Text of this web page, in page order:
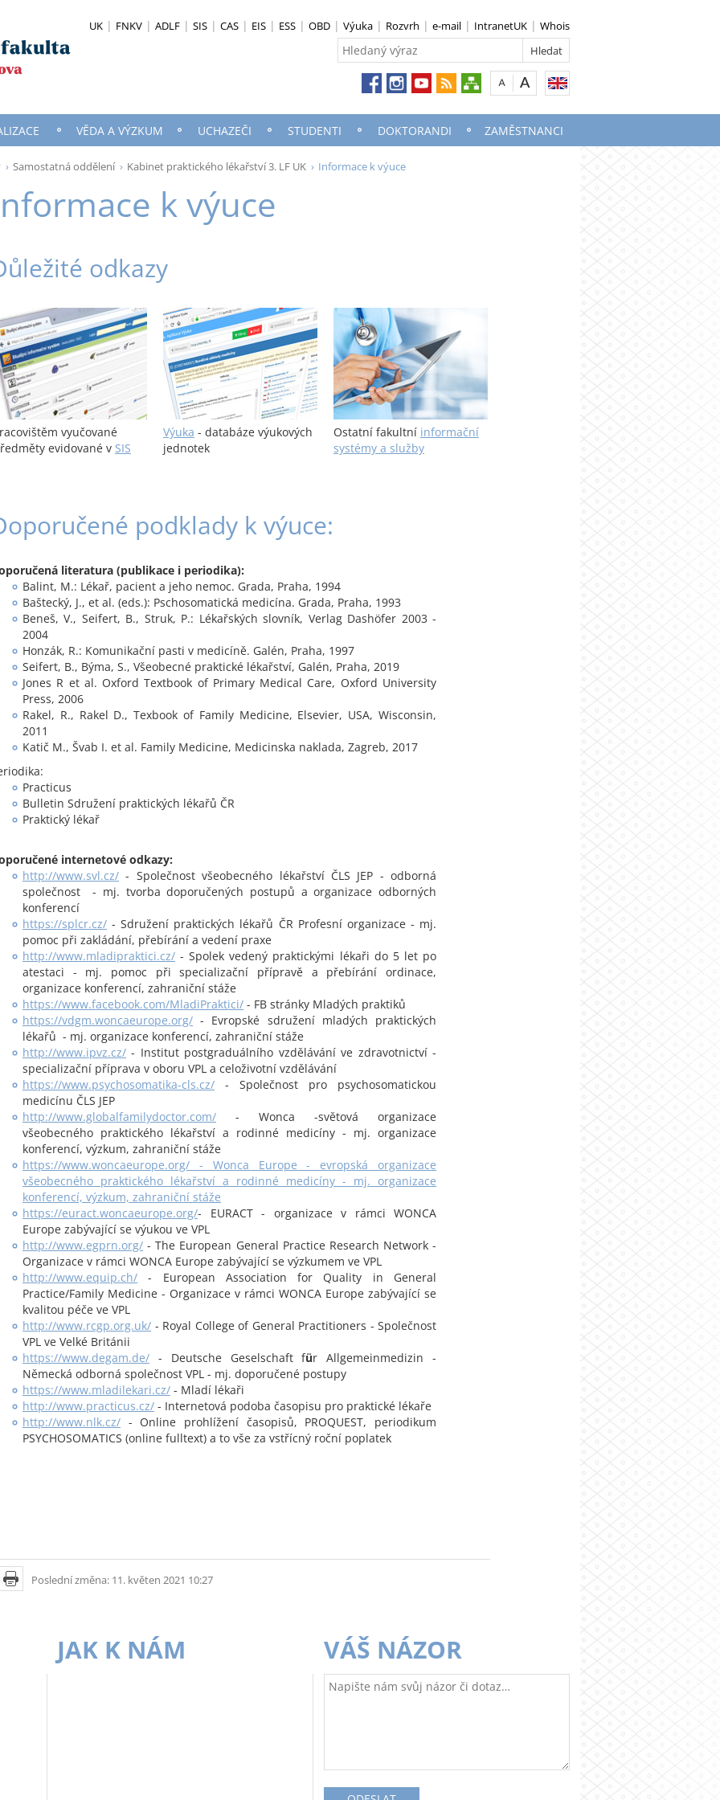
UK FNKV ADLF SIS CAS EIS ESS OBD Výuka Rozvrh e-mail IntranetUK Whois
VĚDA A VÝZKUM UCHAZEČI STUDENTI DOKTORANDI ZAMĚSTNANCI
Samostatná oddělení Kabinet praktického lékařství 3. LF UK Informace k výuce
k výuce
odkazy
vyučované
evidované v SIS
Výuka - databáze výukových
jednotek
Ostatní fakultní informační
systémy a služby
podklady k výuce:
literatura (publikace i periodika):
Balint, M.: Lékař, pacient a jeho nemoc. Grada, Praha, 1994
Baštecký, J., et al. (eds.): Pschosomatická medicína. Grada, Praha, 1993
Beneš, V., Seifert, B., Struk, P.: Lékařských slovník, Verlag Dashöfer 2003 -
2004
Honzák, R.: Komunikační pasti v medicíně. Galén, Praha, 1997
Seifert, B., Býma, S., Všeobecné praktické lékařství, Galén, Praha, 2019
Jones R et al. Oxford Textbook of Primary Medical Care, Oxford University
Press, 2006
Rakel, R., Rakel D., Texbook of Family Medicine, Elsevier, USA, Wisconsin,
2011
Katič M., Švab I. et al. Family Medicine, Medicinska naklada, Zagreb, 2017
Practicus
Bulletin Sdružení praktických lékařů ČR
Praktický lékař
internetové odkazy:
http://www.svl.cz/ - Společnost všeobecného lékařství ČLS JEP - odborná
společnost - mj. tvorba doporučených postupů a organizace odborných
konferencí
https://splcr.cz/ - Sdružení praktických lékařů ČR Profesní organizace - mj.
pomoc při zakládání, přebírání a vedení praxe
http://www.mladipraktici.cz/ - Spolek vedený praktickými lékaři do 5 let po
atestaci - mj. pomoc při specializační přípravě a přebírání ordinace,
organizace konferencí, zahraniční stáže
https://www.facebook.com/MladiPraktici/ - FB stránky Mladých praktiků
https://vdgm.woncaeurope.org/ - Evropské sdružení mladých praktických
lékařů - mj. organizace konferencí, zahraniční stáže
http://www.ipvz.cz/ - Institut postgraduálního vzdělávání ve zdravotnictví -
specializační příprava v oboru VPL a celoživotní vzdělávání
https://www.psychosomatika-cls.cz/ - Společnost pro psychosomatickou
medicínu ČLS JEP
http://www.globalfamilydoctor.com/ - Wonca -světová organizace
všeobecného praktického lékařství a rodinné medicíny - mj. organizace
konferencí, výzkum, zahraniční stáže
https://www.woncaeurope.org/ - Wonca Europe - evropská organizace
všeobecného praktického lékařství a rodinné medicíny - mj. organizace
konferencí, výzkum, zahraniční stáže
https://euract.woncaeurope.org/- EURACT - organizace v rámci WONCA
Europe zabývající se výukou ve VPL
http://www.egprn.org/ - The European General Practice Research Network -
Organizace v rámci WONCA Europe zabývající se výzkumem ve VPL
http://www.equip.ch/ - European Association for Quality in General
Practice/Family Medicine - Organizace v rámci WONCA Europe zabývající se
kvalitou péče ve VPL
http://www.rcgp.org.uk/ - Royal College of General Practitioners - Společnost
VPL ve Velké Británii
https://www.degam.de/ - Deutsche Geselschaft für Allgemeinmedizin -
Německá odborná společnost VPL - mj. doporučené postupy
https://www.mladilekari.cz/ - Mladí lékaři
http://www.practicus.cz/ - Internetová podoba časopisu pro praktické lékaře
http://www.nlk.cz/ - Online prohlížení časopisů, PROQUEST, periodikum
PSYCHOSOMATICS (online fulltext) a to vše za vstřícný roční poplatek
Poslední změna: 11. květen 2021 10:27
JAK K NÁM VÁŠ NÁZOR